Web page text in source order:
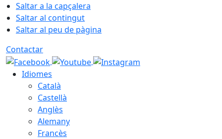
Saltar a la capçalera
Saltar al contingut
Saltar al peu de pàgina
Contactar
Idiomes
Català
Castellà
Anglès
Alemany
Francès